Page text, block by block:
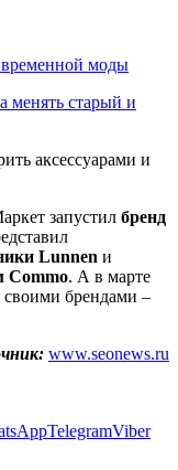
временной моды
менять старый и
аксессуарами и
запустил бренд
Lunnen и
Commo. А в марте
брендами –
www.seonews.ru
TelegramViber